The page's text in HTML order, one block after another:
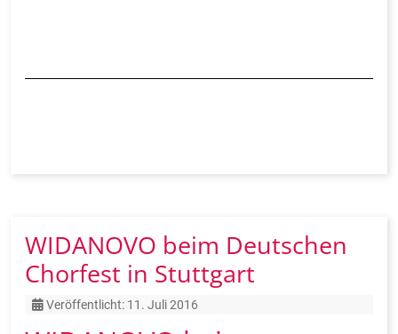
WIDANOVO beim Deutschen
Chorfest in Stuttgart
Details
Veröffentlicht: 11. Juli 2016